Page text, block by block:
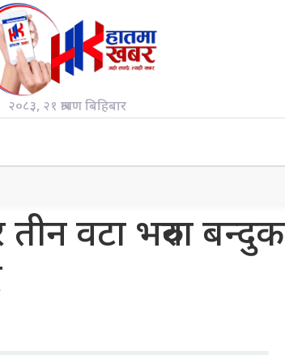
२०८३, २१ श्रावण बिहिबार
वटा भरुवा बन्दुक